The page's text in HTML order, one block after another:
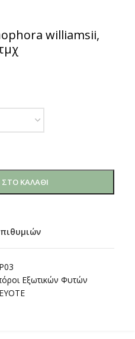
williamsii,
ΚΑΛΆΘΙ
Εξωτικών Φυτών